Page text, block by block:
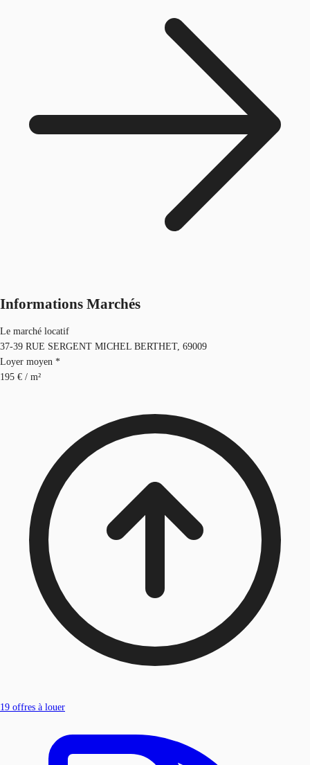
Informations Marchés
Le marché locatif
37-39 RUE SERGENT MICHEL BERTHET, 69009
Loyer moyen *
195 € / m²
19 offres à louer